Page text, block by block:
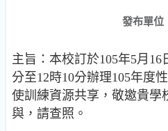
發布單位
主旨：本校訂於105年5月
分至12時10分辦理105年度
使訓練資源共享，敬邀貴學
與，請查照。